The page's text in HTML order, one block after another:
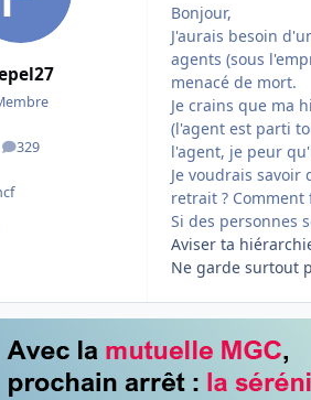
329
messages
Bonjour,
J'aurais besoin
agents (sous
menacé de mort.
Je crains que ma
(l'agent est parti
l'agent, je peur
Je voudrais
retrait ? Comment
Si des personnes
Aviser ta
Ne garde surtout